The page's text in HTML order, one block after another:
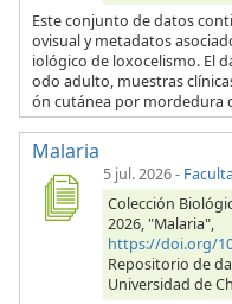
Este conjunto de datos
ovisual y metadatos
iológico de loxocelismo. El
odo adulto, muestras
ón cutánea por mordedura
Malaria
5 jul. 2026-
Colección
2026, "Malaria",
https://doi.org/
Repositorio de
Universidad de